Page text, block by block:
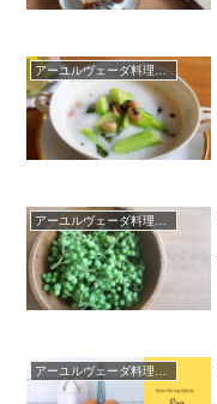
アーユルヴェーダ料理レシピ